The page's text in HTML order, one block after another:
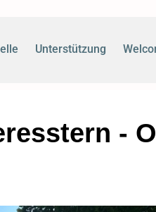
Unterstützung
-